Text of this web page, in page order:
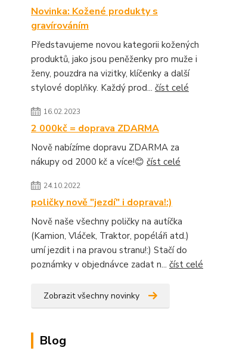
Novinka: Kožené produkty s
gravírováním
Představujeme novou kategorii kožených
produktů, jako jsou peněženky pro muže i
ženy, pouzdra na vizitky, klíčenky a další
stylové doplňky. Každý prod... číst celé
16.02.2023
2 000kč = doprava ZDARMA
Nově nabízíme dopravu ZDARMA za
nákupy od 2000 kč a více!😊 číst celé
24.10.2022
poličky nově "jezdí" i doprava!:)
Nově naše všechny poličky na autíčka
(Kamion, Vláček, Traktor, popéláři atd.)
umí jezdit i na pravou stranu!:) Stačí do
poznámky v objednávce zadat n... číst celé
Zobrazit všechny novinky
Blog